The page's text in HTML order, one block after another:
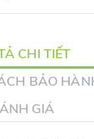
CHI TIẾT
BẢO
GIÁ